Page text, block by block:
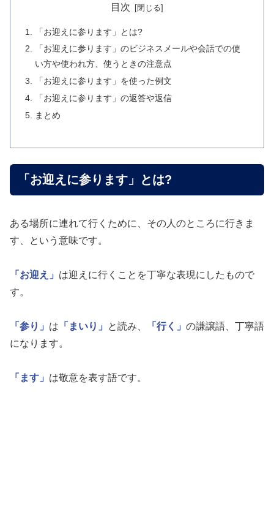
目次
「お迎えに参ります」とは?
「お迎えに参ります」のビジネスメールや会話での使
い方や使われ方、使うときの注意点
「お迎えに参ります」を使った例文
「お迎えに参ります」の返答や返信
まとめ
「お迎えに参ります」とは?
ある場所に連れて行くために、その人のところに行きま
す、という意味です。
「お迎え」 は迎えに行くことを丁寧な表現にしたもので
す。
「参り」 は 「まいり」 と読み、 「行く」 の謙譲語、丁寧語
になります。
「ます」 は敬意を表す語です。